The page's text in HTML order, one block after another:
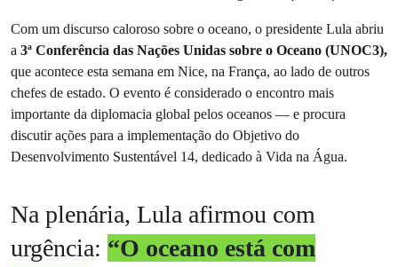
Com um discurso caloroso sobre o oceano, o presidente Lula abriu
a 3ª Conferência das Nações Unidas sobre o Oceano (UNOC3),
que acontece esta semana em Nice, na França, ao lado de outros
chefes de estado. O evento é considerado o encontro mais
importante da diplomacia global pelos oceanos — e procura
discutir ações para a implementação do Objetivo do
Desenvolvimento Sustentável 14, dedicado à Vida na Água.
Na plenária, Lula afirmou com
urgência: “O oceano está com